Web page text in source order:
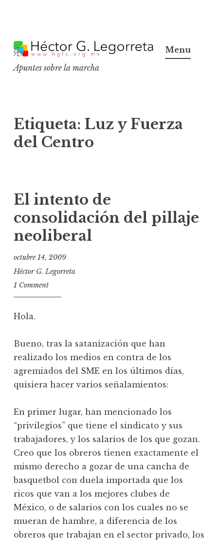
k
p
c
o
n
t
Apuntes sobre la marcha
Menu
Etiqueta: Luz y Fuerza
del Centro
El intento de
consolidación del pillaje
neoliberal
octubre 14, 2009
Héctor G. Legorreta
1 Comment
Hola.
Bueno, tras la satanización que han
realizado los medios en contra de los
agremiados del SME en los últimos días,
quisiera hacer varios señalamientos:
En primer lugar, han mencionado los
“privilegios” que tiene el sindicato y sus
trabajadores, y los salarios de los que gozan.
Creo que los obreros tienen exactamente el
mismo derecho a gozar de una cancha de
basquetbol con duela importada que los
ricos que van a los mejores clubes de
México, o de salarios con los cuales no se
mueran de hambre, a diferencia de los
obreros que trabajan en el sector privado, los